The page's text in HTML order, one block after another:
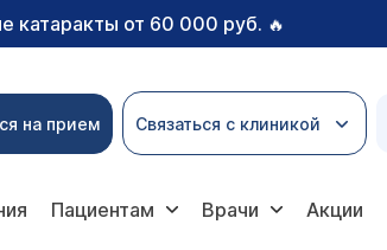
катаракты от 60 000 руб. 🔥
на прием Связаться с клиникой
Пациентам Врачи Акции